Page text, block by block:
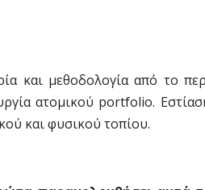
και μεθοδολογία από το
ατομικού portfolio.
και φυσικού τοπίου.